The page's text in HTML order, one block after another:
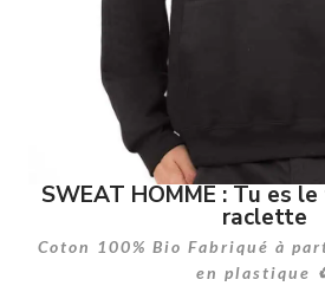
SWEAT HOMME : Tu es
raclette
Coton 100% Bio Fabriqué à
en plastique